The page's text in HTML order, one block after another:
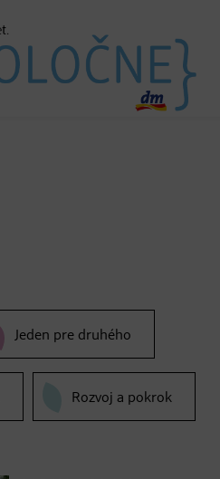
Jeden pre druhého
Rozvoj a pokrok